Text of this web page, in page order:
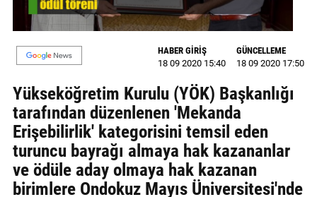
VİDEO
YAZARLAR
BİZE
ULAŞIN
Künye
İletişim
Gizlilik
HABER GİRİŞ
18 09 2020 15:40
GÜNCELLEME
18 09 2020 17:50
Yükseköğretim Kurulu (YÖK) Başkanlığı
tarafından düzenlenen 'Mekanda
Erişebilirlik' kategorisini temsil eden
turuncu bayrağı almaya hak kazananlar
ve ödüle aday olmaya hak kazanan
birimlere Ondokuz Mayıs Üniversitesi'nde